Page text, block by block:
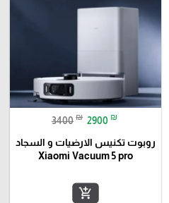
3400 ₪ 2900 ₪
روبوت تكنيس الارضيات و السجاد
Xiaomi Vacuum 5 pro
add_shopping_cart